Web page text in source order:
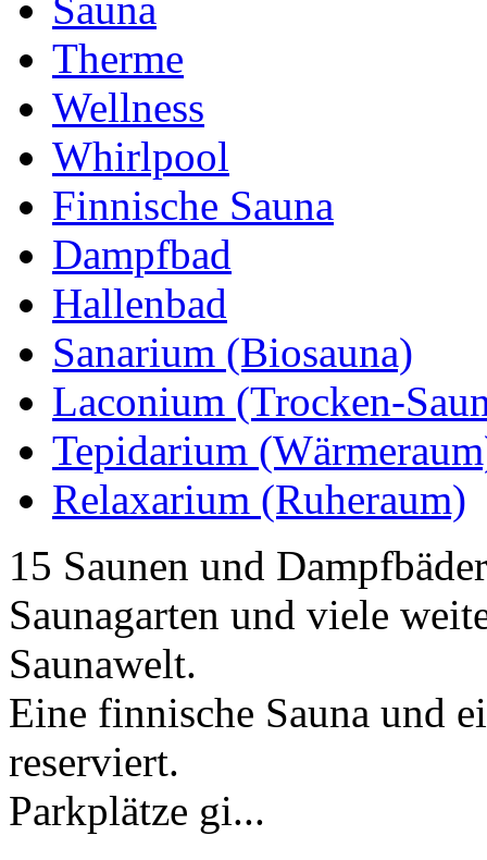
Therme
Wellness
Whirlpool
Finnische Sauna
Dampfbad
Hallenbad
Sanarium (Biosauna)
Laconium (Trocken-
Tepidarium
Relaxarium (Ruheraum)
15 Saunen und
Saunagarten und viele
Saunawelt.
Eine finnische Sauna und
reserviert.
Parkplätze gi...